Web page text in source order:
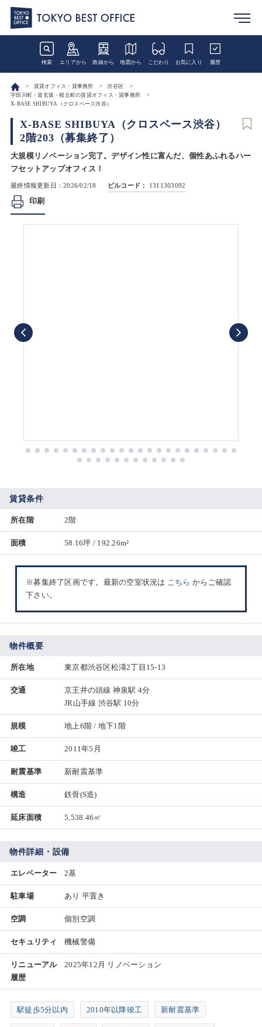
検索 エリアから 路線から 地図から こだわり お気に入り 履歴
賃貸オフィス・貸事務所
渋谷区
宇田川町・道玄坂・桜丘町の賃貸オフィス・貸事務所
X-BASE SHIBUYA（クロスベース渋谷）
X-BASE SHIBUYA（クロスベース渋谷）
2階203（募集終了）
大規模リノベーション完了。デザイン性に富んだ、個性あふれるハー
フセットアップオフィス！
最終情報更新日：2026/02/18 ビルコード： 1311303092
印刷
賃貸条件
所在階 2階
面積 58.16坪 / 192.26m²
※募集終了区画です。最新の空室状況は こちら からご確認
下さい。
物件概要
所在地 東京都渋谷区松濤2丁目15-13
交通
京王井の頭線 神泉駅 4分
JR山手線 渋谷駅 10分
規模 地上6階 / 地下1階
竣工 2011年5月
耐震基準 新耐震基準
構造 鉄骨(S造)
延床面積 5,538.46㎡
物件詳細・設備
エレベーター 2基
駐車場 あり 平置き
空調 個別空調
セキュリティ 機械警備
リニューアル
履歴
2025年12月 リノベーション
駅徒歩5分以内 2010年以降竣工 新耐震基準